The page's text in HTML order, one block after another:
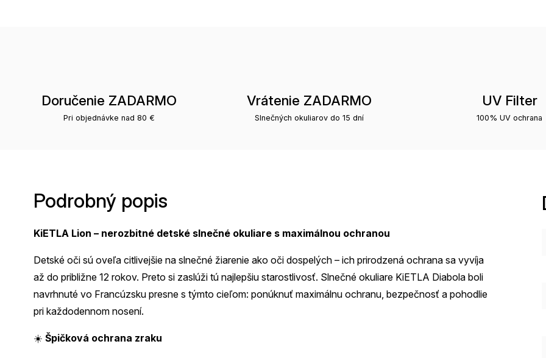
Doručenie ZADARMO
Pri objednávke nad 80 €
Vrátenie ZADARMO
Slnečných okuliarov do 15 dní
UV Filter
100% UV ochrana
Podrobný popis
KiETLA Lion – nerozbitné detské slnečné okuliare s maximálnou ochranou
Detské oči sú oveľa citlivejšie na slnečné žiarenie ako oči dospelých – ich prirodzená ochrana sa vyvíja
až do približne 12 rokov. Preto si zaslúži tú najlepšiu starostlivosť. Slnečné okuliare KiETLA Diabola boli
navrhnuté vo Francúzsku presne s týmto cieľom: ponúknuť maximálnu ochranu, bezpečnosť a pohodlie
pri každodennom nosení.
☀️ Špičková ochrana zraku